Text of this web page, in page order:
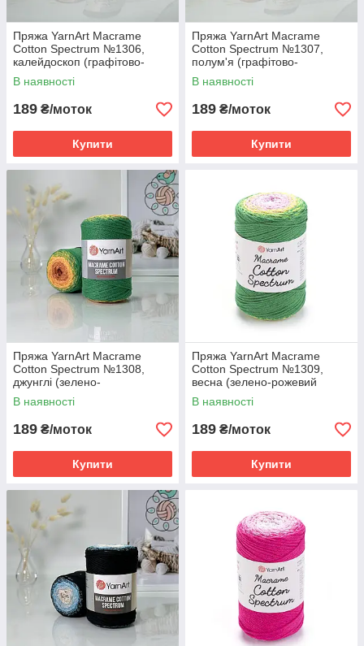
Пряжа YarnArt Macrame
Cotton Spectrum №1306,
калейдоскоп (графітово-
різнокольоровий батик)
В наявності
189 ₴/моток
Купити
Пряжа YarnArt Macrame
Cotton Spectrum №1307,
полум'я (графітово-
помаранчевий батик)
В наявності
189 ₴/моток
Купити
Пряжа YarnArt Macrame
Cotton Spectrum №1308,
джунглі (зелено-
помаранчевий батик)
В наявності
189 ₴/моток
Купити
Пряжа YarnArt Macrame
Cotton Spectrum №1309,
весна (зелено-рожевий
батик)
В наявності
189 ₴/моток
Купити